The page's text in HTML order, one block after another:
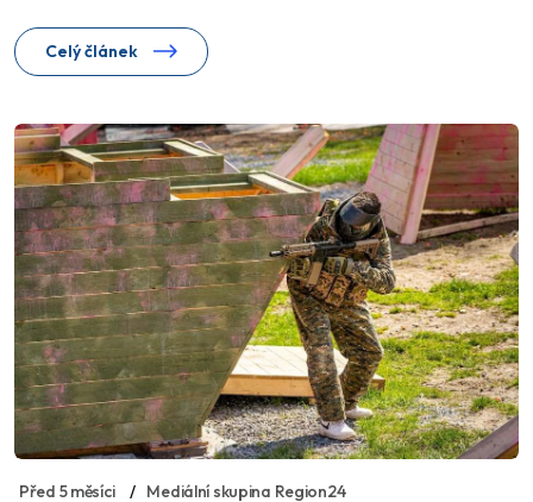
Celý článek
Před 5 měsíci Mediální skupina Region24